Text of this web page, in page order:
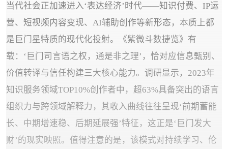
当代社会正加速进入‘表达经济’时代——知识付费、IP运
营、短视频内容变现、AI辅助创作等新形态，本质上都
是巨门星特质的现代化投射。《紫微斗数捷览》有
载：‘巨门司言语之权，通是非之理’，恰对应信息甄别、
价值转译与信任构建三大核心能力。调研显示，2023年
知识服务领域TOP10%创作者中，超63%具备突出的语言
组织力与跨领域解释力，其收入曲线往往呈现‘前期蓄能
长、中期增速稳、后期延展强’特征，这正是‘巨门发大
财’的现实映照。值得注意的是，该模式对持续学习、伦